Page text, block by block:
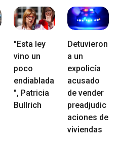
"Esta ley
vino un
poco
endiablada
", Patricia
Bullrich
Detuvieron
a un
expolicía
acusado
de vender
preadjudic
aciones de
viviendas